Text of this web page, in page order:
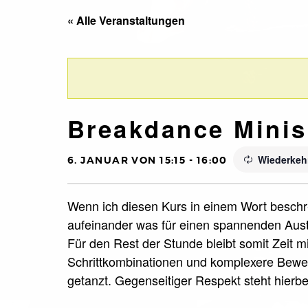
« Alle Veranstaltungen
Breakdance
6. JANUAR VON 15:15 - 16:00
Wenn ich diesen Kurs in einem Wort
aufeinander was für einen spannenden
Für den Rest der Stunde bleibt somit Zeit
Schrittkombinationen und komplexere
getanzt. Gegenseitiger Respekt steht